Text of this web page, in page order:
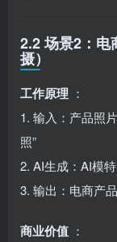
2.2 场景2：电
摄）
工作原理 ：
1. 输入：产品照
照”
2. AI生成：AI模
3. 输出：电商产
商业价值 ：